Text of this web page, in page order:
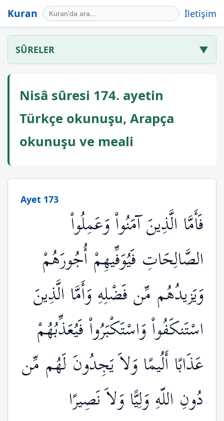
Kuran İletişim
SÛRELER ▼
Nisâ sûresi 174. ayetin
Türkçe okunuşu, Arapça
okunuşu ve meali
Ayet 173
فَأَمَّا الَّذِينَ آمَنُواْ وَعَمِلُواْ
الصَّالِحَاتِ فَيُوَفِّيهِمْ أُجُورَهُمْ
وَيَزيدُهُم مِّن فَضْلِهِ وَأَمَّا الَّذِينَ
اسْتَنكَفُواْ وَاسْتَكْبَرُواْ فَيُعَذِّبُهُمْ
عَذَابًا أَلُيمًا وَلاَ يَجِدُونَ لَهُم مِّن
دُونِ اللّهِ وَلِيًّا وَلاَ نَصِيرًا